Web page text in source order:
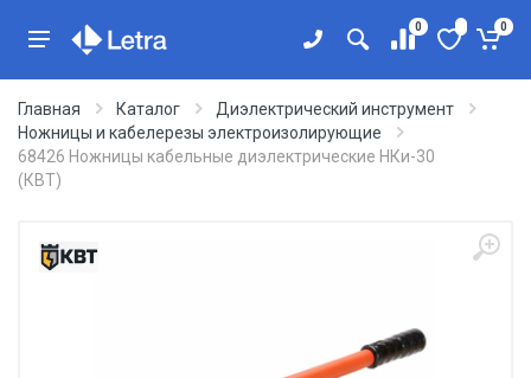
0 0
Главная Каталог
Диэлектрический инструмент
Ножницы и кабелерезы электроизолирующие
68426 Ножницы кабельные диэлектрические НКи-30
(КВТ)